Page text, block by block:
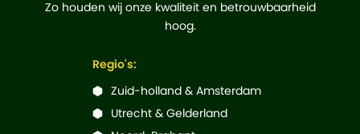
Zo houden wij onze kwaliteit en betrouwbaarheid
hoog.
Regio's:
Zuid-holland & Amsterdam
Utrecht & Gelderland